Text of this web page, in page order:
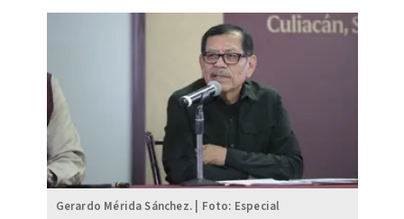
Gerardo Mérida Sánchez. | Foto: Especial